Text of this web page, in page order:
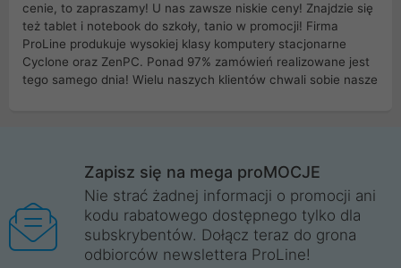
cenie, to zapraszamy! U nas zawsze niskie ceny! Znajdzie się
też tablet i notebook do szkoły, tanio w promocji! Firma
ProLine produkuje wysokiej klasy komputery stacjonarne
Cyclone oraz ZenPC. Ponad 97% zamówień realizowane jest
tego samego dnia! Wielu naszych klientów chwali sobie nasze
Wrocław, Poznań, Legnica, Katowice, Gliwice, Kalisz, Bytom,
Trzebnica, Opole. Szybka i profesjonalna obsługa!
ProLine to polska firma ze 100% polskim kapitałem. Działamy
legalnie i płacimy podatki w naszym kraju! Posiadamy siedzibę
główną w Mirkowie oraz salony na terenie kraju. Cała
Zapisz się na mega proMOCJE
Nie strać żadnej informacji o promocji ani
kodu rabatowego dostępnego tylko dla
subskrybentów. Dołącz teraz do grona
odbiorców newslettera ProLine!